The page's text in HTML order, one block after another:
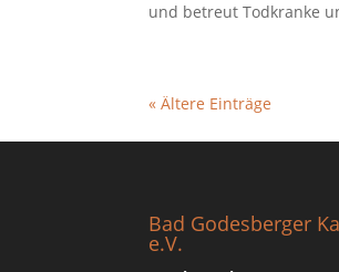
und betreut Todkranke
« Ältere Einträge
Bad Godesberger
e.V.